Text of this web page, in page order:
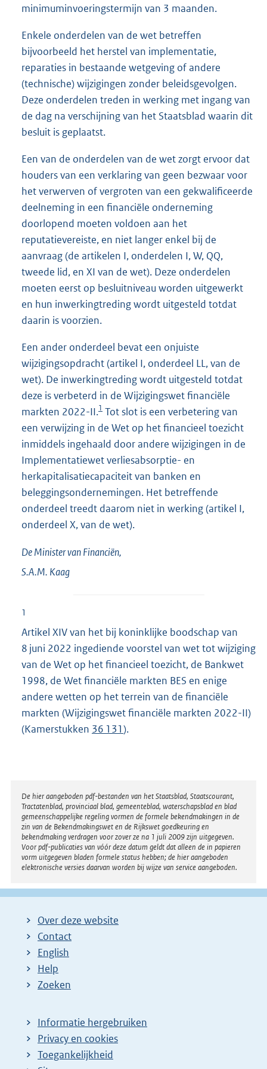
minimuminvoeringstermijn van 3 maanden.
Enkele onderdelen van de wet betreffen
bijvoorbeeld het herstel van implementatie,
reparaties in bestaande wetgeving of andere
(technische) wijzigingen zonder beleidsgevolgen.
Deze onderdelen treden in werking met ingang van
de dag na verschijning van het Staatsblad waarin dit
besluit is geplaatst.
Een van de onderdelen van de wet zorgt ervoor dat
houders van een verklaring van geen bezwaar voor
het verwerven of vergroten van een gekwalificeerde
deelneming in een financiële onderneming
doorlopend moeten voldoen aan het
reputatievereiste, en niet langer enkel bij de
aanvraag (de artikelen I, onderdelen I, W, QQ,
tweede lid, en XI van de wet). Deze onderdelen
moeten eerst op besluitniveau worden uitgewerkt
en hun inwerkingtreding wordt uitgesteld totdat
daarin is voorzien.
Een ander onderdeel bevat een onjuiste
wijzigingsopdracht (artikel I, onderdeel LL, van de
wet). De inwerkingtreding wordt uitgesteld totdat
deze is verbeterd in de Wijzigingswet financiële
markten 2022-II.1 Tot slot is een verbetering van
een verwijzing in de Wet op het financieel toezicht
inmiddels ingehaald door andere wijzigingen in de
Implementatiewet verliesabsorptie- en
herkapitalisatiecapaciteit van banken en
beleggingsondernemingen. Het betreffende
onderdeel treedt daarom niet in werking (artikel I,
onderdeel X, van de wet).
De Minister van Financiën,
S.A.M. Kaag
1
Artikel XIV van het bij koninklijke boodschap van
8 juni 2022 ingediende voorstel van wet tot wijziging
van de Wet op het financieel toezicht, de Bankwet
1998, de Wet financiële markten BES en enige
andere wetten op het terrein van de financiële
markten (Wijzigingswet financiële markten 2022-II)
(Kamerstukken 36 131).
Disclaimer
De hier aangeboden pdf-bestanden van het Staatsblad, Staatscourant,
Tractatenblad, provinciaal blad, gemeenteblad, waterschapsblad en blad
gemeenschappelijke regeling vormen de formele bekendmakingen in de
zin van de Bekendmakingswet en de Rijkswet goedkeuring en
bekendmaking verdragen voor zover ze na 1 juli 2009 zijn uitgegeven.
Voor pdf-publicaties van vóór deze datum geldt dat alleen de in papieren
vorm uitgegeven bladen formele status hebben; de hier aangeboden
elektronische versies daarvan worden bij wijze van service aangeboden.
Over deze website
Contact
English
Help
Zoeken
Informatie hergebruiken
Privacy en cookies
Toegankelijkheid